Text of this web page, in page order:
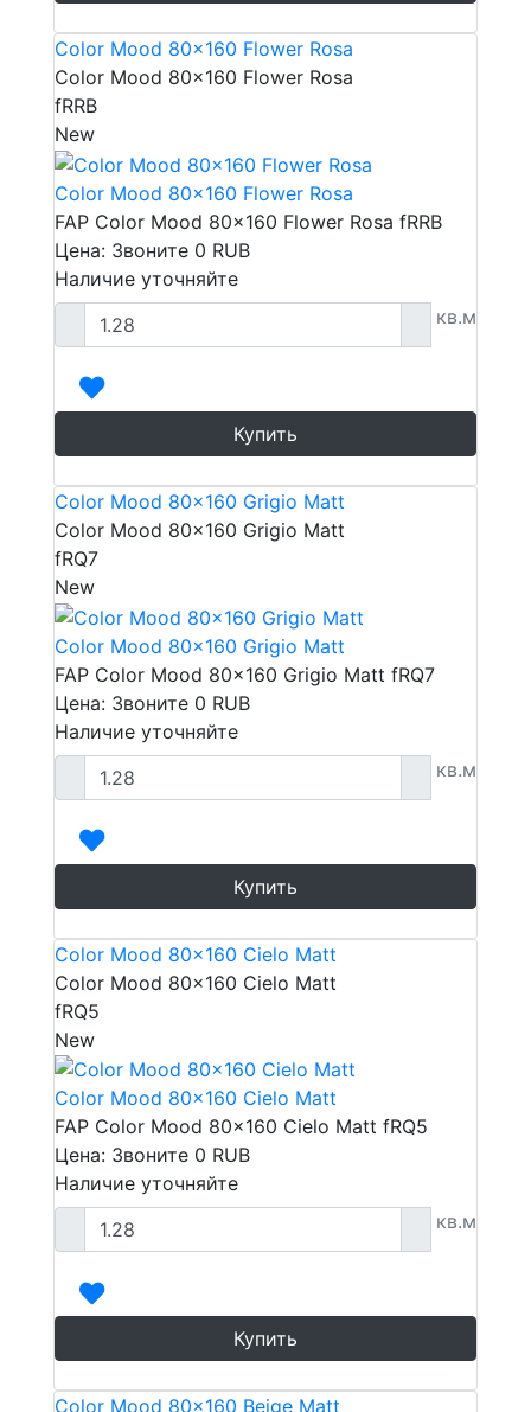
Color Mood 80x160 Flower Rosa
Color Mood 80x160 Flower Rosa
fRRB
New
Color Mood 80x160 Flower Rosa
FAP Color Mood 80x160 Flower Rosa fRRB
Цена: Звоните 0 RUB
Наличие уточняйте
кв.м
Купить
Color Mood 80x160 Grigio Matt
Color Mood 80x160 Grigio Matt
fRQ7
New
Color Mood 80x160 Grigio Matt
FAP Color Mood 80x160 Grigio Matt fRQ7
Цена: Звоните 0 RUB
Наличие уточняйте
кв.м
Купить
Color Mood 80x160 Cielo Matt
Color Mood 80x160 Cielo Matt
fRQ5
New
Color Mood 80x160 Cielo Matt
FAP Color Mood 80x160 Cielo Matt fRQ5
Цена: Звоните 0 RUB
Наличие уточняйте
кв.м
Купить
Color Mood 80x160 Beige Matt